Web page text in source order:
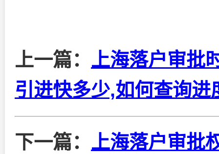
上一篇： 上海落户审批
引进快多少,如何查询进
下一篇： 上海落户审批